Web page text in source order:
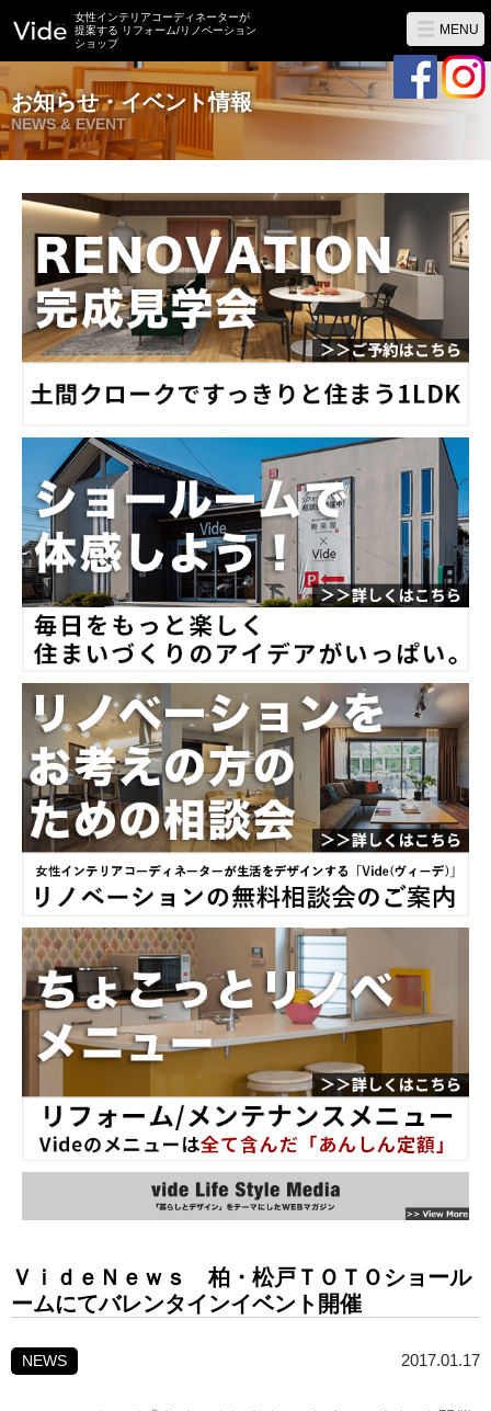
女性インテリアコーディネーターが
提案する リフォーム/リノベーション
ショップ
お知らせ・イベント情報
NEWS & EVENT
MENU
ＶｉｄｅＮｅｗｓ 柏・松戸ＴＯＴＯショール
ームにてバレンタインイベント開催
NEWS 2017.01.17